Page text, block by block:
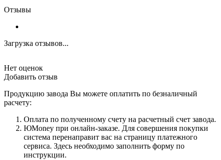
Отзывы
Загрузка отзывов...
Нет оценок
Добавить отзыв
Продукцию завода Вы можете оплатить по безналичный
расчету:
Оплата по полученному счету на расчетный счет завода.
ЮMoney при онлайн-заказе. Для совершения покупки
система перенаправит вас на страницу платежного
сервиса. Здесь необходимо заполнить форму по
инструкции.